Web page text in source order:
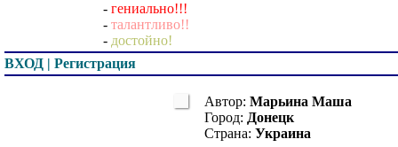
- гениально!!!
- талантливо!!
- достойно!
ВХОД | Регистрация
Автор:Марьина
Город:
Страна:Украина